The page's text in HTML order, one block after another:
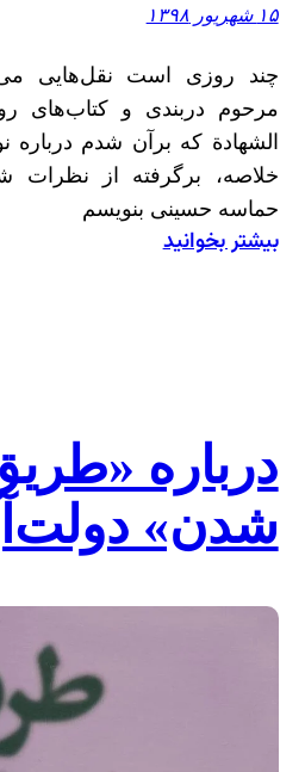
۱۵ شهریور ۱۳۹۸
چند روزی است نقل‌هایی
مرحوم دربندی و کتاب‌های
الشهادة که برآن شدم درباره
خلاصه، برگرفته از نظرات
حماسه حسینی بنویسم
بیشتر بخوانید
:
کتاب
روضه‌الشهدا
درباره
شدن»